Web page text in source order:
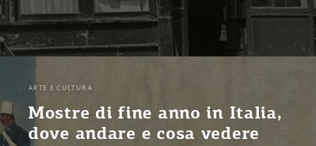
ARTE E CULTURA
Mostre di fine anno in Italia,
dove andare e cosa vedere